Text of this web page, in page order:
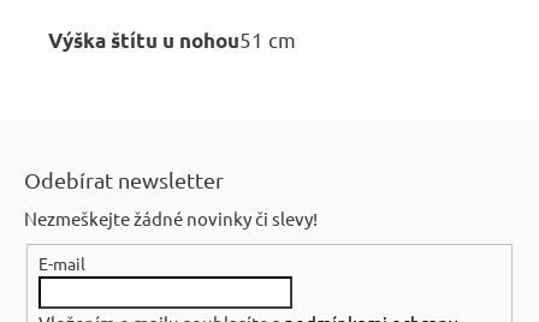
Výška štítu u nohou51 cm
Odebírat newsletter
Nezmeškejte žádné novinky či slevy!
E-mail